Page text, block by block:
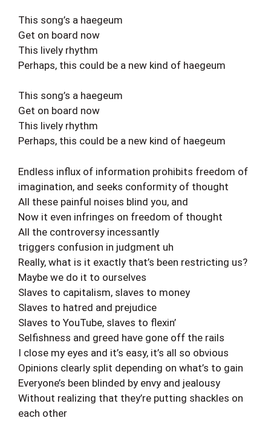
This song’s a haegeum
Get on board now
This lively rhythm
Perhaps, this could be a new kind of haegeum
This song’s a haegeum
Get on board now
This lively rhythm
Perhaps, this could be a new kind of haegeum
Endless influx of information prohibits freedom of
imagination, and seeks conformity of thought
All these painful noises blind you, and
Now it even infringes on freedom of thought
All the controversy incessantly
triggers confusion in judgment uh
Really, what is it exactly that’s been restricting us?
Maybe we do it to ourselves
Slaves to capitalism, slaves to money
Slaves to hatred and prejudice
Slaves to YouTube, slaves to flexin’
Selfishness and greed have gone off the rails
I close my eyes and it’s easy, it’s all so obvious
Opinions clearly split depending on what’s to gain
Everyone’s been blinded by envy and jealousy
Without realizing that they’re putting shackles on
each other